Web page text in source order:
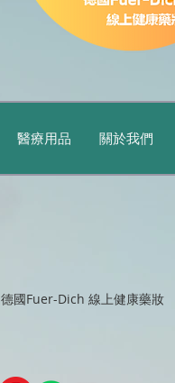
醫療用品 關於我們
德國Fuer-Dich 線上健康藥妝